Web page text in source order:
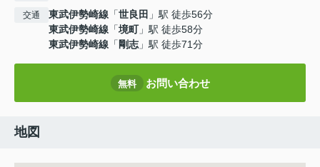
交通 東武伊勢崎線 「世良田 」駅 徒歩56分
東武伊勢崎線 「境町」駅 徒歩58分
東武伊勢崎線 「 剛志」駅 徒歩71分
無料 お問い合わせ
地図